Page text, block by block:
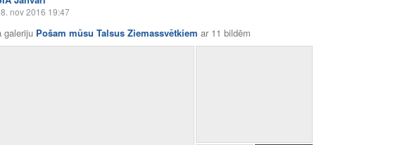
nov 2016 19:47
galeriju Pošam mūsu Talsus Ziemassvētkiem ar 11 bildēm